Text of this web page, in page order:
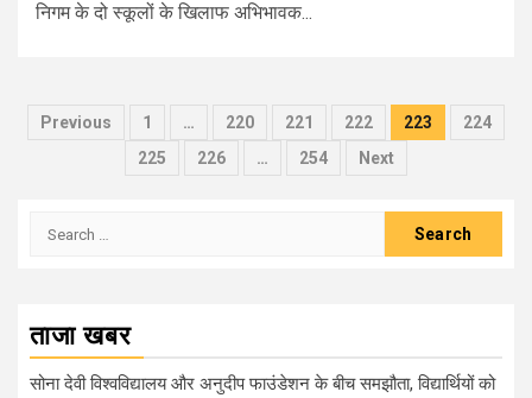
निगम के दो स्कूलों के खिलाफ अभिभावक...
Posts
navigation
Previous 1 … 220 221 222 223
224
225
226 … 254 Next
Search
ताजा खबर
सोना देवी विश्वविद्यालय और अनुदीप फाउंडेशन के बीच समझौता, विद्यार्थियों को